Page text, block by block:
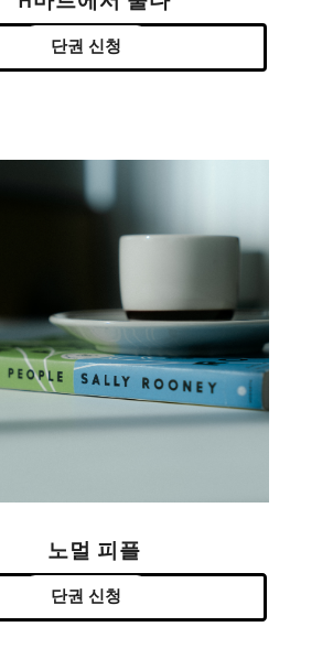
단권 신청
노멀 피플
단권 신청